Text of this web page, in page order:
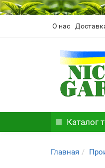
О нас
Каталог
Главная